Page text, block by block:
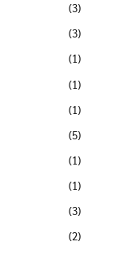
(3)
(3)
(1)
(1)
(1)
(5)
(1)
(1)
(3)
(2)